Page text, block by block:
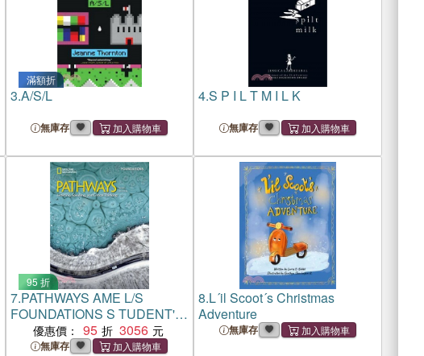
滿額折
3.A/S/L
無庫存
4.S P I L T M I L K
無庫存
95 折
7.PATHWAYS AME L/S
FOUNDATIONS S TUDENT'S
BOOK優惠價： 95 3056
無庫存
8.L´il Scoot´s Christmas
Adventure
無庫存